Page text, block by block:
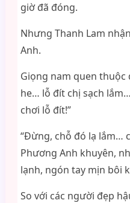
giờ đã đóng.
Nhưng Thanh Lam
Anh.
Giọng nam quen thuộc
he… lỗ đít chị sạch
chơi lỗ đít!”
“Đừng, chỗ đó lạ lắm…
Phương Anh khuyên,
lạnh, ngón tay mịn bôi
So với các người đẹp